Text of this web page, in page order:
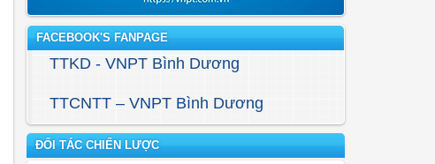
FACEBOOK'S FANPAGE
TTKD - VNPT Bình Dương
TTCNTT – VNPT Bình Dương
ĐỐI TÁC CHIẾN LƯỢC